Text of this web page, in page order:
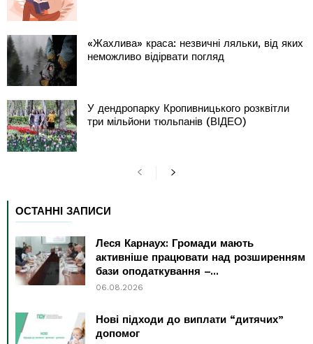
«Жахлива» краса: незвичні ляльки, від яких
неможливо відірвати погляд
У дендропарку Кропивницького розквітли
три мільйони тюльпанів (ВІДЕО)
ОСТАННІ ЗАПИСИ
Леся Карнаух: Громади мають
активніше працювати над розширенням
бази оподаткування –...
06.08.2026
Нові підходи до виплати “дитячих”
допомог